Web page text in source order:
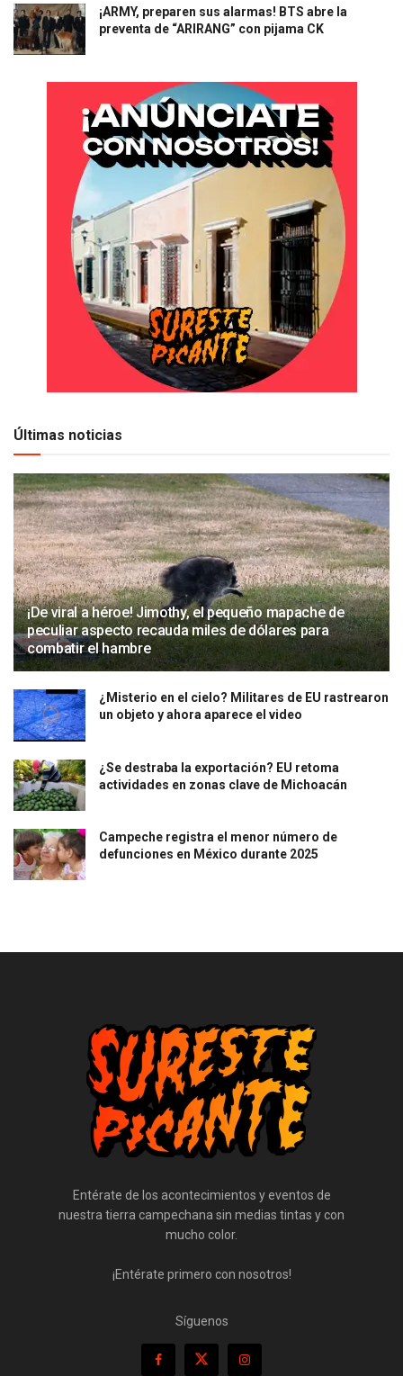
¡ARMY, preparen sus alarmas! BTS abre la
preventa de “ARIRANG” con pijama CK
Últimas noticias
¡De viral a héroe! Jimothy, el pequeño mapache de
peculiar aspecto recauda miles de dólares para
combatir el hambre
¿Misterio en el cielo? Militares de EU rastrearon
un objeto y ahora aparece el video
¿Se destraba la exportación? EU retoma
actividades en zonas clave de Michoacán
Campeche registra el menor número de
defunciones en México durante 2025
Entérate de los acontecimientos y eventos de
nuestra tierra campechana sin medias tintas y con
mucho color.
¡Entérate primero con nosotros!
Síguenos